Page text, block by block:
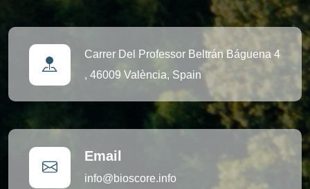
Carrer Del Professor Beltrán Báguena 4
, 46009 València, Spain
Email
info@bioscore.info